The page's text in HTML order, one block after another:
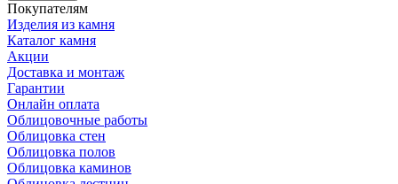
Покупателям
Изделия из камня
Каталог камня
Акции
Доставка и монтаж
Гарантии
Онлайн оплата
Облицовочные работы
Облицовка стен
Облицовка полов
Облицовка каминов